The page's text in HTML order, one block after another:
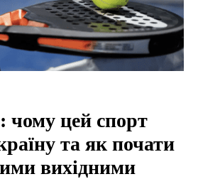
чому цей спорт
та як почати
вихідними